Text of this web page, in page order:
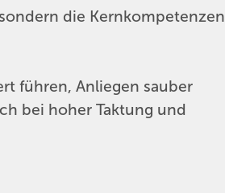
die Kernkompetenzen
führen, Anliegen sauber
bei hoher Taktung und